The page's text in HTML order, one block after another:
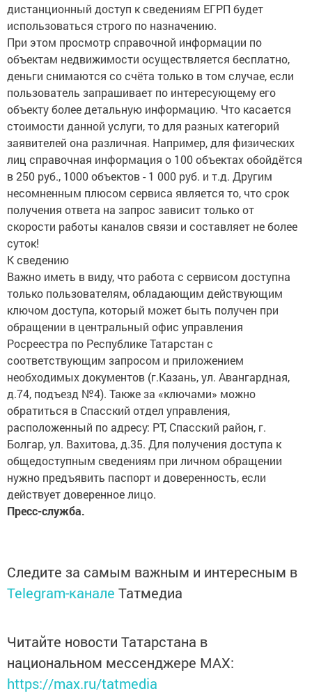
дистанционный доступ к сведениям ЕГРП будет
использоваться строго по назначению.
При этом просмотр справочной информации по
объектам недвижимости осуществляется бесплатно,
деньги снимаются со счёта только в том случае, если
пользователь запрашивает по интересующему его
объекту более детальную информацию. Что касается
стоимости данной услуги, то для разных категорий
заявителей она различная. Например, для физических
лиц справочная информация о 100 объектах обойдётся
в 250 руб., 1000 объектов - 1 000 руб. и т.д. Другим
несомненным плюсом сервиса является то, что срок
получения ответа на запрос зависит только от
скорости работы каналов связи и составляет не более
суток!
К сведению
Важно иметь в виду, что работа с сервисом доступна
только пользователям, обладающим действующим
ключом доступа, который может быть получен при
обращении в центральный офис управления
Росреестра по Республике Татарстан с
соответствующим запросом и приложением
необходимых документов (г.Казань, ул. Авангардная,
д.74, подъезд №4). Также за «ключами» можно
обратиться в Спасский отдел управления,
расположенный по адресу: РТ, Спасский район, г.
Болгар, ул. Вахитова, д.35. Для получения доступа к
общедоступным сведениям при личном обращении
нужно предъявить паспорт и доверенность, если
действует доверенное лицо.
Пресс-служба.
Следите за самым важным и интересным в
Telegram-канале Татмедиа
Читайте новости Татарстана в
национальном мессенджере MАХ:
https://max.ru/tatmedia